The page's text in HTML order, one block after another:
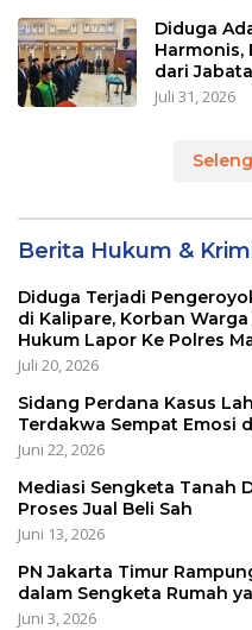
Diduga
Harmonis,
dari
Juli 31, 2026
Berita Hukum &
Diduga Terjadi
di Kalipare, Korban
Hukum Lapor Ke Polres
Juli 20, 2026
Sidang Perdana Kasus
Terdakwa Sempat Emosi
Juni 22, 2026
Mediasi Sengketa Tanah
Proses Jual Beli Sah
Juni 13, 2026
PN Jakarta Timur
dalam Sengketa Rumah
Juni 3, 2026